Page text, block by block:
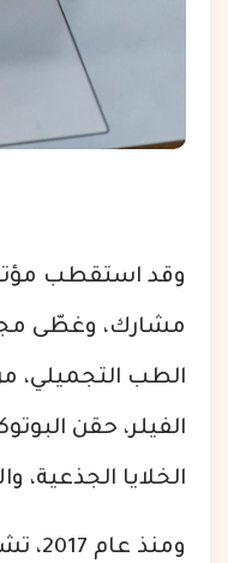
مشارك، وغطّى
الطب التجميلي،
الفيلر، حقن
الخلايا الجذعية،
ومنذ